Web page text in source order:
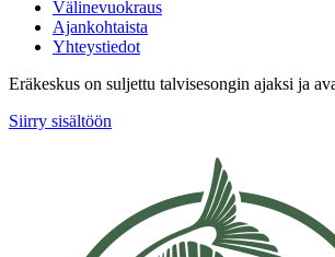
Välinevuokraus
Ajankohtaista
Yhteystiedot
Eräkeskus on suljettu talvisesongin ajaksi ja
Siirry sisältöön